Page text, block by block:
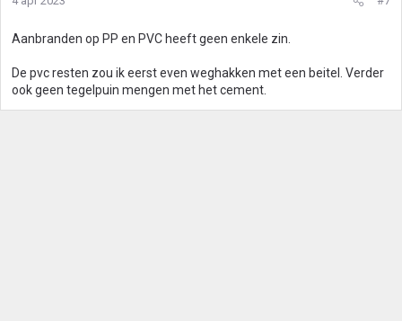
g
:
Aanbranden op PP en PVC heeft geen enkele zin.
De pvc resten zou ik eerst even weghakken met een beitel. Verder
ook geen tegelpuin mengen met het cement.